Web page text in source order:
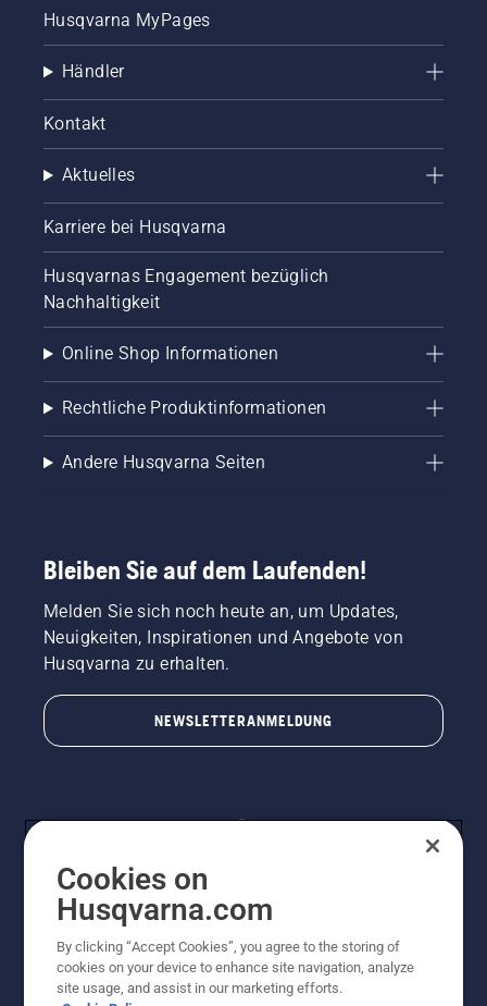
Husqvarna MyPages
Händler
Kontakt
Aktuelles
Karriere bei Husqvarna
Husqvarnas Engagement bezüglich
Nachhaltigkeit
Online Shop Informationen
Rechtliche Produktinformationen
Andere Husqvarna Seiten
Bleiben Sie auf dem Laufenden!
Melden Sie sich noch heute an, um Updates,
Neuigkeiten, Inspirationen und Angebote von
Husqvarna zu erhalten.
NEWSLETTERANMELDUNG
© Husqvarna AB (publ). Alle Rechte vorbehalten.
Preisänderungen, Irrtümer, Text- und Satzfehler sind
vorbehalten. Bei den Preisangaben handelt es sich um
Cookies on
Husqvarna.com
By clicking “Accept Cookies”, you agree to the storing of
cookies on your device to enhance site navigation, analyze
site usage, and assist in our marketing efforts.